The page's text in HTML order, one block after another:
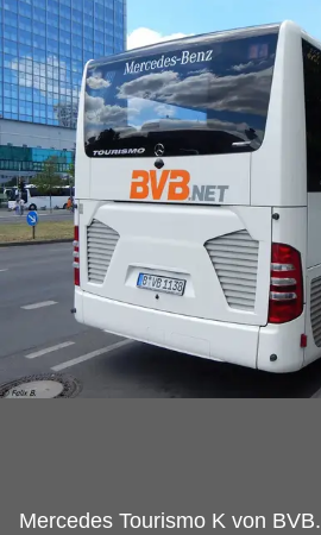
Mercedes Tourismo K von BVB.